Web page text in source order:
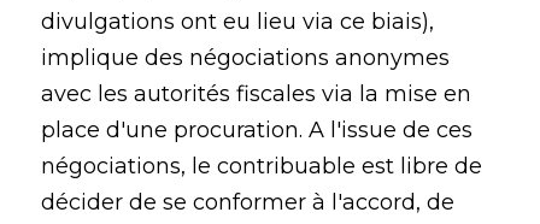
divulgations ont eu lieu via ce biais),
implique des négociations anonymes
avec les autorités fiscales via la mise en
place d'une procuration. A l'issue de ces
négociations, le contribuable est libre de
décider de se conformer à l'accord, de